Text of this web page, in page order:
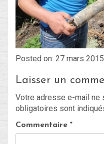
Blog
Non classé
Connexion
Flux des publications
Posted on: 27 mars
Laisser un
Votre adresse e-mail ne
obligatoires sont
Commentaire *